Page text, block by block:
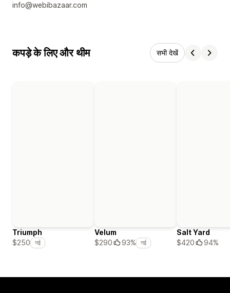
info@webibazaar.com
कपड़े के लिए और थीम सभी देखें
Triumph
$250
नई
Velum
$290
93% नई
Salt Yard
$420
94%